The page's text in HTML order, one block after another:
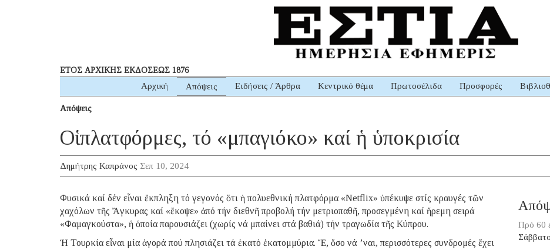
ΕΤΟΣ ΑΡΧΙΚΗΣ ΕΚΔΟΣΕΩΣ 1876
Αρχική Απόψεις Ειδήσεις / Άρθρα Κεντρικό θέμα Πρωτοσέλιδα Προσφορές
Απόψεις
Οἱ πλατφόρμες, τό «μπαγιόκο» καί ἡ ὑποκρισία
Δημήτρης Καπράνος Σεπ 10, 2024
Φυσικά καί δέν εἶναι ἔκπληξη τό γεγονός ὅτι ἡ πολυεθνική πλατφόρμα «Netflix» ὑπέκυψε στίς κραυγές τῶν
χαχόλων τῆς Ἄγκυρας καί «ἔκοψε» ἀπό τήν διεθνῆ προβολή τήν μετριοπαθῆ, προσεγμένη καί ἤρεμη σειρά
«Φαμαγκούστα», ἡ ὁποία παρουσιάζει (χωρίς νά μπαίνει στά βαθιά) τήν τραγωδία τῆς Κύπρου.
Ἡ Τουρκία εἶναι μία ἀγορά πού πλησιάζει τά ἑκατό ἑκατομμύρια. Ἔ, ὅσο νά ’ναι, περισσότερες συνδρομές ἔχει
Πρό 60